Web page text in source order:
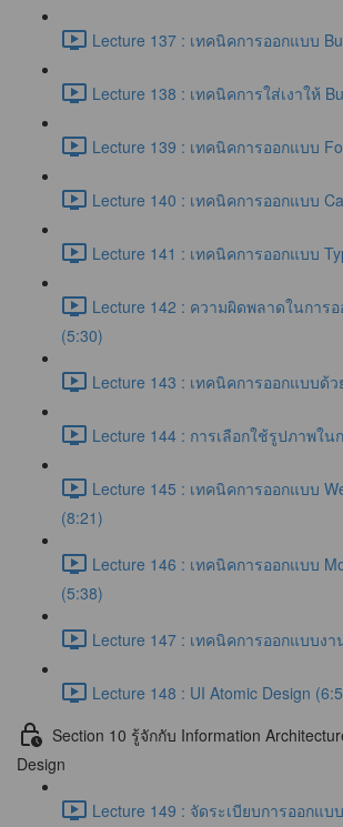
Lecture 137 : เทคนิคการออกแบบ
Lecture 138 : เทคนิคการใส่เงาให้
Lecture 139 : เทคนิคการออกแบบ
Lecture 140 : เทคนิคการออกแบบ
Lecture 141 : เทคนิคการออกแบบ
Lecture 142 : ความผิดพลาดในการ
(5:30)
Lecture 143 : เทคนิคการออกแบบด้
Lecture 144 : การเลือกใช้รูปภาพใน
Lecture 145 : เทคนิคการออกแบบ
(8:21)
Lecture 146 : เทคนิคการออกแบบ
(5:38)
Lecture 147 : เทคนิคการออกแบบง
Lecture 148 : UI Atomic Design
Section 10 รู้จักกับ Information
Design
Lecture 149 : จัดระเบียบการออกแบ